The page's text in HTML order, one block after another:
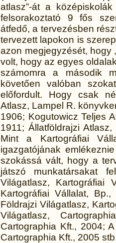
atlasz”-át a
felsorakoztató 9 fős
átfedő, a tervezésben
tervezett lapokon is
azon megjegyzését, hogy
volt, hogy az egyes
számomra a második
követően valóban
előfordult. Hogy csak
Atlasz, Lampel R.
1906; Kogutowicz Teljes
1911; Állatföldrajzi
Mint a Kartográfiai
igazgatójának
szokássá vált, hogy a
játszó munkatársakat
Világatlasz, Kartográfiai
Kartográfiai Vállalat,
Földrajzi Világatlasz,
Világatlasz,
Cartographia Kft., 2004;
Cartographia Kft., 2005